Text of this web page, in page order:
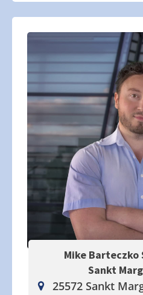
Mike Barteczko
Sankt
25572 Sankt